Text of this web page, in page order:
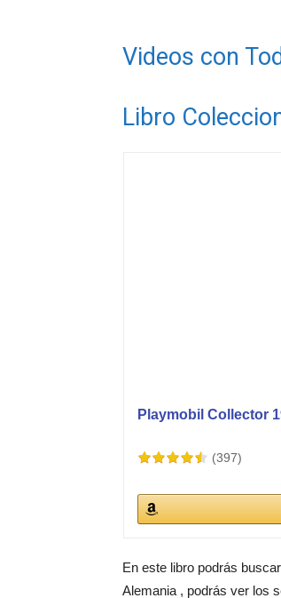
Videos con
Libro
Playmobil Collector
(397)
En este libro podrás
Alemania , podrás ver los